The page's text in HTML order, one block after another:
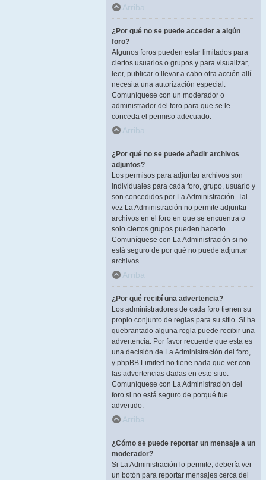
Arriba
¿Por qué no se puede acceder a algún
foro?
Algunos foros pueden estar limitados para
ciertos usuarios o grupos y para visualizar,
leer, publicar o llevar a cabo otra acción allí
necesita una autorización especial.
Comuníquese con un moderador o
administrador del foro para que se le
conceda el permiso adecuado.
Arriba
¿Por qué no se puede añadir archivos
adjuntos?
Los permisos para adjuntar archivos son
individuales para cada foro, grupo, usuario y
son concedidos por La Administración. Tal
vez La Administración no permite adjuntar
archivos en el foro en que se encuentra o
solo ciertos grupos pueden hacerlo.
Comuníquese con La Administración si no
está seguro de por qué no puede adjuntar
archivos.
Arriba
¿Por qué recibí una advertencia?
Los administradores de cada foro tienen su
propio conjunto de reglas para su sitio. Si ha
quebrantado alguna regla puede recibir una
advertencia. Por favor recuerde que esta es
una decisión de La Administración del foro,
y phpBB Limited no tiene nada que ver con
las advertencias dadas en este sitio.
Comuníquese con La Administración del
foro si no está seguro de porqué fue
advertido.
Arriba
¿Cómo se puede reportar un mensaje a un
moderador?
Si La Administración lo permite, debería ver
un botón para reportar mensajes cerca del